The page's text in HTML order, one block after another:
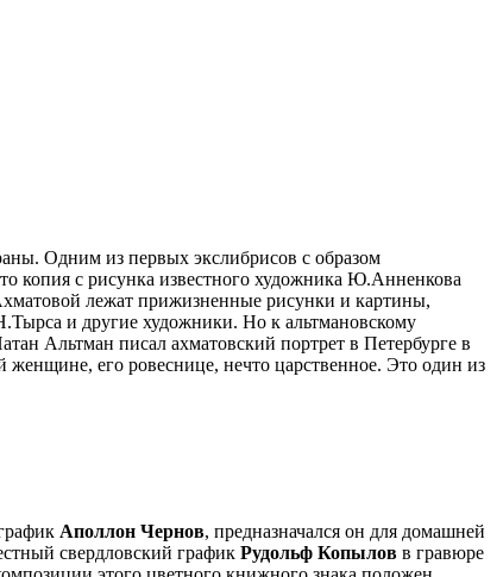
Одним из первых экслибрисов с образом
копия с рисунка известного художника Ю.Анненкова
лежат прижизненные рисунки и картины,
и другие художники. Но к альтмановскому
Альтман писал ахматовский портрет в Петербурге в
его ровеснице, нечто царственное. Это один из
Аполлон Чернов, предназначался он для домашней
свердловский график Рудольф Копылов в гравюре